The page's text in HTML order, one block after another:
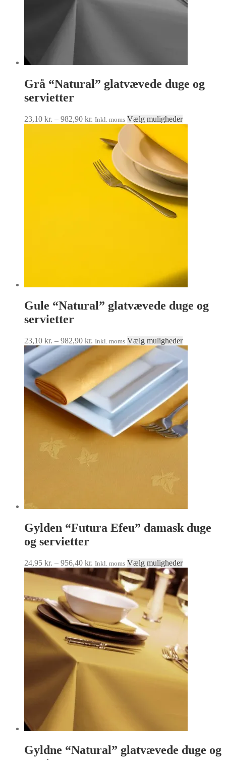
Grå “Natural” glatvævede duge og
servietter
23,10 kr. – 982,90 kr. Prisinterval:
23,10 kr.
982,90 kr.
Inkl. moms Vælg mulighederDette
vare
Mulighederne
kan
vælges
på
varesiden
Gule “Natural” glatvævede duge og
servietter
23,10 kr. – 982,90 kr. Prisinterval:
23,10 kr.
982,90 kr.
Inkl. moms Vælg mulighederDette
vare
har
flere
Mulighederne
kan
vælges
på
varesiden
Gylden “Futura Efeu” damask duge
og servietter
24,95 kr. – 956,40 kr. Prisinterval:
24,95 kr.
til
956,40 kr.
Inkl. moms Vælg mulighederDette
har
flere
varianter.
Mulighederne
kan
varesiden
Gyldne “Natural” glatvævede duge og